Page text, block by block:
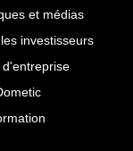
et médias
investisseurs